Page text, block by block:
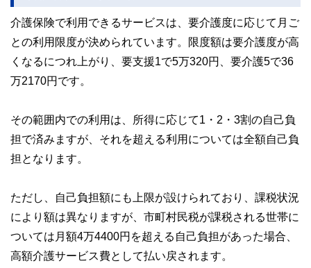
介護保険で利用できるサービスは、要介護度に応じて月ご
との利用限度が決められています。限度額は要介護度が高
くなるにつれ上がり、要支援1で5万320円、要介護5で36
万2170円です。
その範囲内での利用は、所得に応じて1・2・3割の自己負
担で済みますが、それを超える利用については全額自己負
担となります。
ただし、自己負担額にも上限が設けられており、課税状況
により額は異なりますが、市町村民税が課税される世帯に
ついては月額4万4400円を超える自己負担があった場合、
高額介護サービス費として払い戻されます。